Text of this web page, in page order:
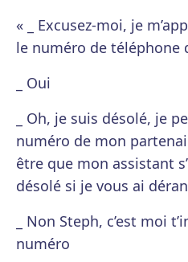
« _ Excusez-moi, je
le numéro de téléphone
_ Oui
_ Oh, je suis désolé, je
numéro de mon
être que mon assistant
désolé si je vous ai
_ Non Steph, c’est moi
numéro